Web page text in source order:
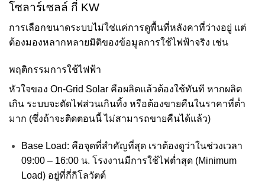
โซลาร์เซลล์ กี่ KW
การเลือกขนาดระบบไม่ใช่แค่การดูพื้นที่หลังคาที่ว่างอยู่ แต่
ต้องมองหลากหลายมิติของข้อมูลการใช้ไฟฟ้าจริง เช่น
พฤติกรรมการใช้ไฟฟ้า
หัวใจของ On-Grid Solar คือผลิตแล้วต้องใช้ทันที หากผลิต
เกิน ระบบจะตัดไฟส่วนเกินทิ้ง หรือต้องขายคืนในราคาที่ต่ำ
มาก (ซึ่งถ้าจะติดตอนนี้ ไม่สามารถขายคืนได้แล้ว)
Base Load: คือจุดที่สำคัญที่สุด เราต้องดูว่าในช่วงเวลา
09:00 – 16:00 น. โรงงานมีการใช้ไฟต่ำสุด (Minimum
Load) อยู่ที่กี่กิโลวัตต์